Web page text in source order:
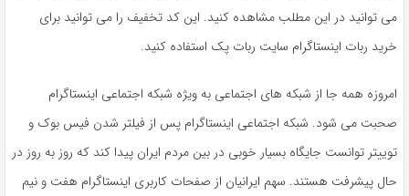
خود
بگذارید.
کپی
لینک
می توانید در این مطلب مشاهده کنید. این کد تخفیف را می توانید برای
خرید ربات اینستاگرام سایت ربات پک استفاده کنید.
امروزه همه جا از شبکه های اجتماعی به ویژه شبکه اجتماعی اینستاگرام
صحبت می شود. شبکه اجتماعی اینستاگرام پس از فیلتر شدن فیس بوک و
توییتر توانست جایگاه بسیار خوبی در بین مردم ایران پیدا کند که روز به روز در
حال پیشرفت هستند. سهم ایرانیان از صفحات کاربری اینستاگرام هفت و نیم